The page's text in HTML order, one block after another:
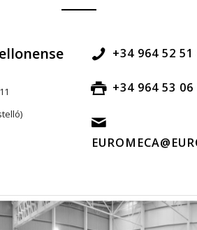
+34 964 52 51
+34 964 53 06